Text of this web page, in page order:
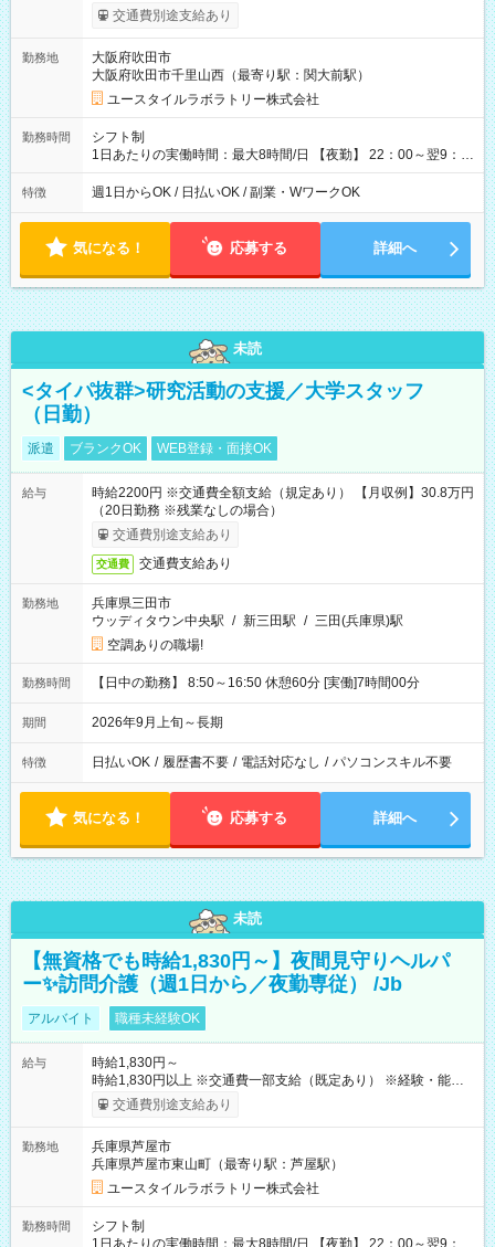
考慮して決定します 【収入例】 週1回勤務の場合：1,830円×8時
間×4回=5万8,560円 週3回勤務の場合：1,830円×8時間×12回
月 ※ 雇用形態と給与に、本採用時と異なる部分があります。 雇
用形態：本採用時と同じです。 給与：時給 1,610円以上
交通費別途支給あり
勤務地
大阪府吹田市
大阪府吹田市千里山西（最寄り駅：関大前駅）
ユースタイルラボラトリー株式会社
勤務時間
シフト制
1日あたりの実働時間：最大8時間/日 【夜勤】 22：00～翌9：
00 ※週1日～OK ／ 夜勤専従 ＊＊ 勤務時間例 ＊＊ ■22時か
ら翌7時 ■23時から翌8時 ■24時から翌9時 など ※上記の時間
ます。 ※曜日固定（毎週同じ曜日での勤務となります）
特徴 週1日からOK / 日払いOK / 副業・WワークOK
気になる！ 応募する 詳細へ
未読
<タイパ抜群>研究活動の支援／大学スタッフ
（日勤）
派遣 ブランクOK WEB登録・面接OK
給与
時給2200円 ※交通費全額支給（規定あり） 【月収例】30.8万円
（20日勤務 ※残業なしの場合）
交通費別途支給あり
交通費 交通費支給あり
勤務地
兵庫県三田市
ウッディタウン中央駅 / 新三田駅 / 三田(兵庫県)駅
空調ありの職場!
勤務時間 【日中の勤務】 8:50～16:50 休憩60分 [実働]7時間00分
期間 2026年9月上旬～長期
特徴 日払いOK / 履歴書不要 / 電話対応なし / パソコンスキル不要
気になる！ 応募する 詳細へ
未読
【無資格でも時給1,830円～】夜間見守りヘルパ
ー✨訪問介護（週1日から／夜勤専従） /Jb
アルバイト 職種未経験OK
給与
時給1,830円～
時給1,830円以上 ※交通費一部支給（既定あり） ※経験・能力を
考慮して決定します 【収入例】 週1回勤務の場合：1,830円×8時
間×4回=5万8,560円 週3回勤務の場合：1,830円×8時間×12回
月 ※ 雇用形態と給与に、本採用時と異なる部分があります。 雇
用形態：本採用時と同じです。 給与：時給 1,550円以上
交通費別途支給あり
勤務地
兵庫県芦屋市
兵庫県芦屋市東山町（最寄り駅：芦屋駅）
ユースタイルラボラトリー株式会社
勤務時間
シフト制
1日あたりの実働時間：最大8時間/日 【夜勤】 22：00～翌9：